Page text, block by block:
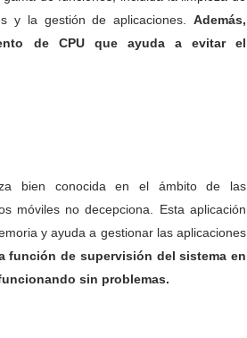
y la gestión de aplicaciones. Además,
de CPU que ayuda a evitar el
bien conocida en el ámbito de las
móviles no decepciona. Esta aplicación
y ayuda a gestionar las aplicaciones
función de supervisión del sistema en
sin problemas.